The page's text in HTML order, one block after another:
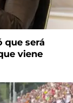
que será
viene